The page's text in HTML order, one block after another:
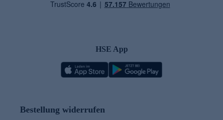
HSE App
Bestellung widerrufen